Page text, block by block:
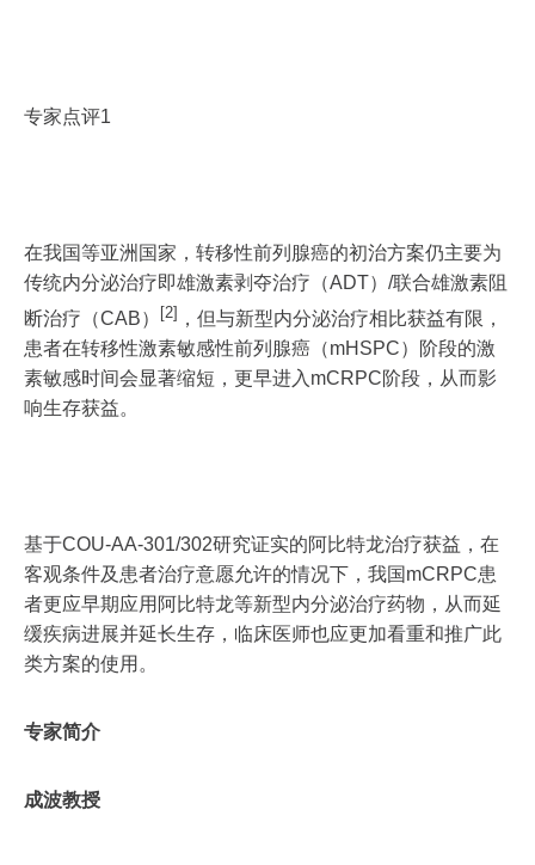
专家点评1
在我国等亚洲国家，转移性前列腺癌的初治方案仍主要为
传统内分泌治疗即雄激素剥夺治疗（ADT）/联合雄激素阻
断治疗（CAB）
[2] ，但与新型内分泌治疗相比获益有限，
患者在转移性激素敏感性前列腺癌（mHSPC）阶段的激
素敏感时间会显著缩短，更早进入mCRPC阶段，从而影
响生存获益。
基于COU-AA-301/302研究证实的阿比特龙治疗获益，在
客观条件及患者治疗意愿允许的情况下，我国mCRPC患
者更应早期应用阿比特龙等新型内分泌治疗药物，从而延
缓疾病进展并延长生存，临床医师也应更加看重和推广此
类方案的使用。
专家简介
成波教授